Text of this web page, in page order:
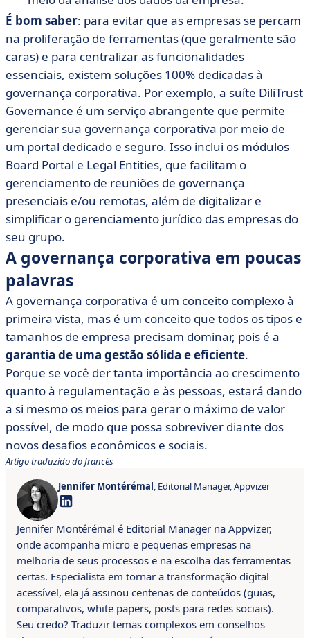
É bom saber: para evitar que as empresas se percam
na proliferação de ferramentas (que geralmente são
caras) e para centralizar as funcionalidades
essenciais, existem soluções 100% dedicadas à
governança corporativa. Por exemplo, a suíte DiliTrust
Governance é um serviço abrangente que permite
gerenciar sua governança corporativa por meio de
um portal dedicado e seguro. Isso inclui os módulos
Board Portal e Legal Entities, que facilitam o
gerenciamento de reuniões de governança
presenciais e/ou remotas, além de digitalizar e
simplificar o gerenciamento jurídico das empresas do
seu grupo.
A governança corporativa em poucas
palavras
A governança corporativa é um conceito complexo à
primeira vista, mas é um conceito que todos os tipos e
tamanhos de empresa precisam dominar, pois é a
garantia de uma gestão sólida e eficiente.
Porque se você der tanta importância ao crescimento
quanto à regulamentação e às pessoas, estará dando
a si mesmo os meios para gerar o máximo de valor
possível, de modo que possa sobreviver diante dos
novos desafios econômicos e sociais.
Artigo traduzido do francês
Jennifer Montérémal, Editorial Manager, Appvizer
Jennifer Montérémal é Editorial Manager na Appvizer,
onde acompanha micro e pequenas empresas na
melhoria de seus processos e na escolha das ferramentas
certas. Especialista em tornar a transformação digital
acessível, ela já assinou centenas de conteúdos (guias,
comparativos, white papers, posts para redes sociais).
Seu credo? Traduzir temas complexos em conselhos